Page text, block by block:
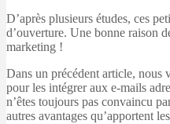
D’après plusieurs études, ces
d’ouverture. Une bonne raison
marketing !
Dans un précédent article, nous
pour les intégrer aux e-mails
n’êtes toujours pas convaincu
autres avantages qu’apportent